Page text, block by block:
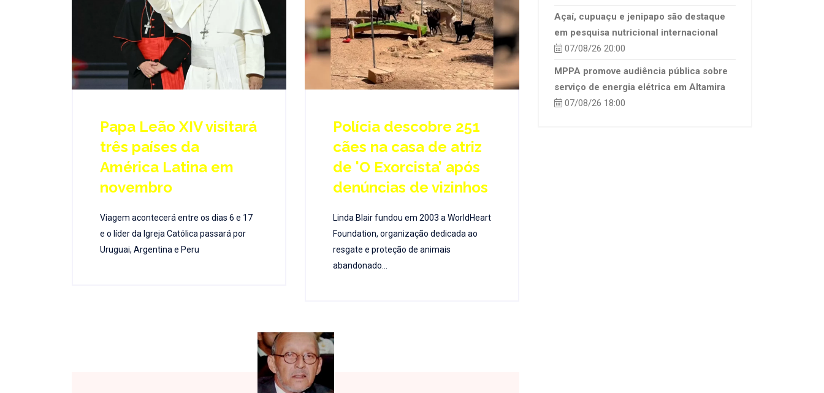
Papa Leão XIV visitará
três países da
América Latina em
novembro
Viagem acontecerá entre os dias 6 e 17
e o líder da Igreja Católica passará por
Uruguai, Argentina e Peru
Polícia descobre 251
cães na casa de atriz
de 'O Exorcista’ após
denúncias de vizinhos
Linda Blair fundou em 2003 a WorldHeart
Foundation, organização dedicada ao
resgate e proteção de animais
abandonado...
Açaí, cupuaçu e jenipapo são destaque
em pesquisa nutricional internacional
07/08/26 20:00
MPPA promove audiência pública sobre
serviço de energia elétrica em Altamira
07/08/26 18:00